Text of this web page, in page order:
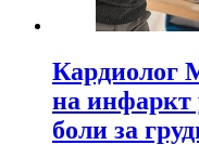
Кардиолог
на
боли за